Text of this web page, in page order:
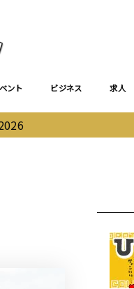
ント ビジネス 求人